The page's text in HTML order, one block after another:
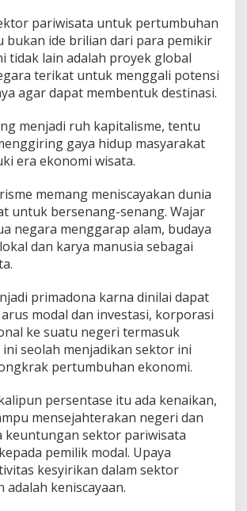
pariwisata untuk pertumbuhan
bukan ide brilian dari para pemikir
tidak lain adalah proyek global
terikat untuk menggali potensi
agar dapat membentuk destinasi.
menjadi ruh kapitalisme, tentu
gaya hidup masyarakat
era ekonomi wisata.
memang meniscayakan dunia
untuk bersenang-senang. Wajar
negara menggarap alam, budaya
dan karya manusia sebagai
primadona karna dinilai dapat
modal dan investasi, korporasi
ke suatu negeri termasuk
ini seolah menjadikan sektor ini
pertumbuhan ekonomi.
persentase itu ada kenaikan,
mensejahterakan negeri dan
keuntungan sektor pariwisata
pemilik modal. Upaya
kesyirikan dalam sektor
adalah keniscayaan.